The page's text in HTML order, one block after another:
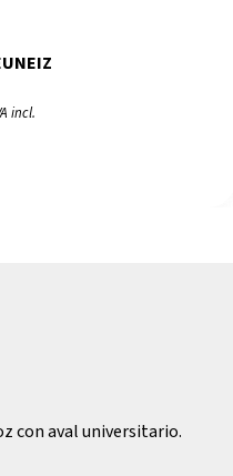
incl.
con aval universitario.